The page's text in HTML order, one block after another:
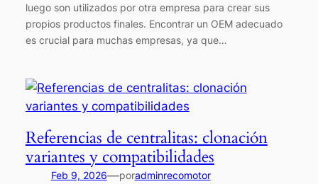
luego son utilizados por otra empresa para crear sus
propios productos finales. Encontrar un OEM adecuado
es crucial para muchas empresas, ya que…
Referencias de centralitas: clonación
variantes y compatibilidades
Feb 9, 2026—poradminrecomotor